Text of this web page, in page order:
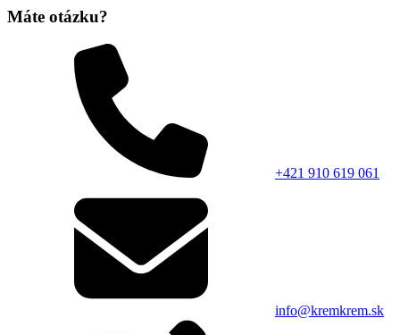
Máte otázku?
+421 910 619 061
info@kremkrem.sk